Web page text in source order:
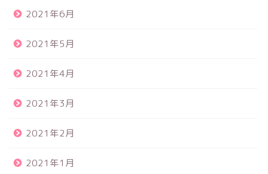
2021年6月
2021年5月
2021年4月
2021年3月
2021年2月
2021年1月